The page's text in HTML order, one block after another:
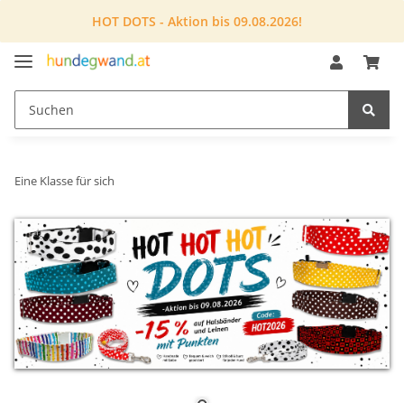
HOT DOTS - Aktion bis 09.08.2026!
Eine Klasse für sich